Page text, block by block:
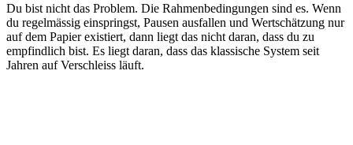
Du bist nicht das Problem. Die Rahmenbedingungen sind es. Wenn
du regelmässig einspringst, Pausen ausfallen und Wertschätzung nur
auf dem Papier existiert, dann liegt das nicht daran, dass du zu
empfindlich bist. Es liegt daran, dass das klassische System seit
Jahren auf Verschleiss läuft.